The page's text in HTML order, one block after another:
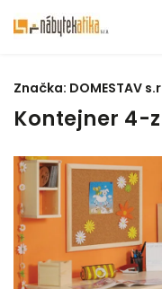
Kontejner 4-
Značka: DOMESTAV